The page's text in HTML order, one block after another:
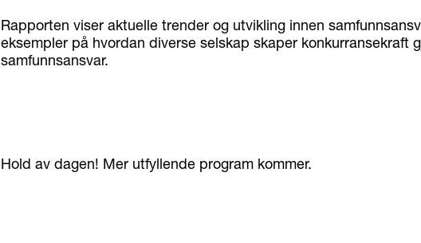
Rapporten viser aktuelle trender og utvikling innen
eksempler på hvordan diverse selskap skaper konkurransekraft
samfunnsansvar.
Hold av dagen! Mer utfyllende program kommer.